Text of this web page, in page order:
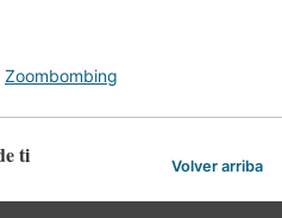
Zoombombing
ti Volver arriba